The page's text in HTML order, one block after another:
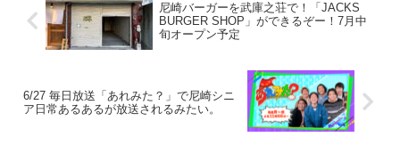
尼崎バーガーを武庫之荘で！「JACKS
BURGER SHOP」ができるぞー！7月中
旬オープン予定
6/27 毎日放送「あれみた？」で尼崎シニ
ア日常あるあるが放送されるみたい。